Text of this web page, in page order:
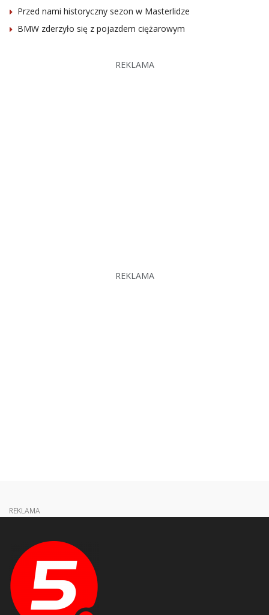
Przed nami historyczny sezon w Masterlidze
BMW zderzyło się z pojazdem ciężarowym
REKLAMA
REKLAMA
REKLAMA